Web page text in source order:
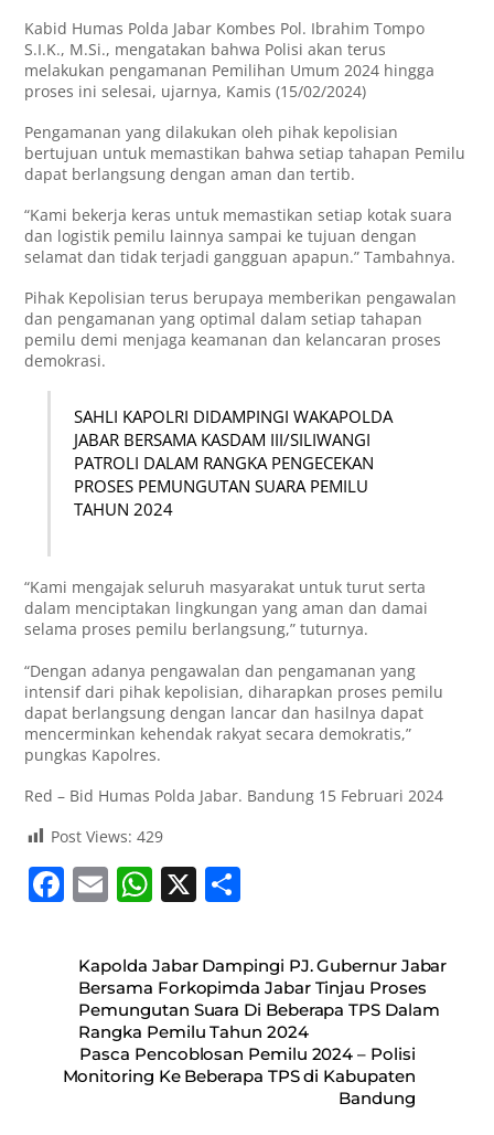
Kabid Humas Polda Jabar Kombes Pol. Ibrahim Tompo
S.I.K., M.Si., mengatakan bahwa Polisi akan terus
melakukan pengamanan Pemilihan Umum 2024 hingga
proses ini selesai, ujarnya, Kamis (15/02/2024)
Pengamanan yang dilakukan oleh pihak kepolisian
bertujuan untuk memastikan bahwa setiap tahapan Pemilu
dapat berlangsung dengan aman dan tertib.
“Kami bekerja keras untuk memastikan setiap kotak suara
dan logistik pemilu lainnya sampai ke tujuan dengan
selamat dan tidak terjadi gangguan apapun.” Tambahnya.
Pihak Kepolisian terus berupaya memberikan pengawalan
dan pengamanan yang optimal dalam setiap tahapan
pemilu demi menjaga keamanan dan kelancaran proses
demokrasi.
SAHLI KAPOLRI DIDAMPINGI WAKAPOLDA
JABAR BERSAMA KASDAM III/SILIWANGI
PATROLI DALAM RANGKA PENGECEKAN
PROSES PEMUNGUTAN SUARA PEMILU
TAHUN 2024
“Kami mengajak seluruh masyarakat untuk turut serta
dalam menciptakan lingkungan yang aman dan damai
selama proses pemilu berlangsung,” tuturnya.
“Dengan adanya pengawalan dan pengamanan yang
intensif dari pihak kepolisian, diharapkan proses pemilu
dapat berlangsung dengan lancar dan hasilnya dapat
mencerminkan kehendak rakyat secara demokratis,”
pungkas Kapolres.
Red – Bid Humas Polda Jabar. Bandung 15 Februari 2024
Post Views: 429
F
c
e
b
o
o
E
ai
l
W
at
s
A
p
p
X
ar
e
Kapolda Jabar Dampingi PJ. Gubernur Jabar
Bersama Forkopimda Jabar Tinjau Proses
Pemungutan Suara Di Beberapa TPS Dalam
Rangka Pemilu Tahun 2024
Pasca Pencoblosan Pemilu 2024 – Polisi
Monitoring Ke Beberapa TPS di Kabupaten
Bandung